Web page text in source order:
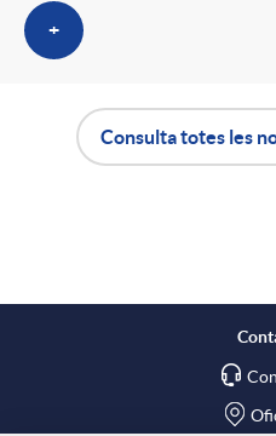
+
Consulta totes les